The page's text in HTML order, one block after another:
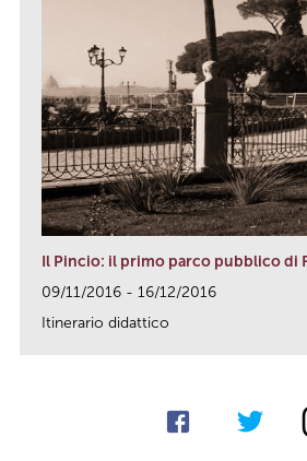
Il Pincio: il primo parco pubblico di
09/11/2016 - 16/12/2016
Itinerario didattico